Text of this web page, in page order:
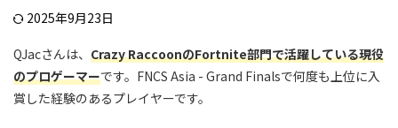
2025年9月23日
QJacさんは、 Crazy RaccoonのFortnite部門で活躍している現役
のプロゲーマーです。FNCS Asia - Grand Finalsで何度も上位に入
賞した経験のあるプレイヤーです。